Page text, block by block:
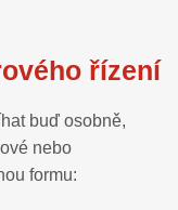
řízení
buď osobně,
nebo
formu: